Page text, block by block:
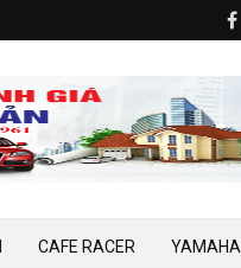
CAFE RACER YAMAHA